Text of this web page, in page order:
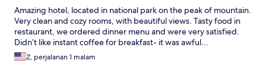
Amazing hotel, located in national park on the peak of mountain.
Very clean and cozy rooms, with beautiful views. Tasty food in
restaurant, we ordered dinner menu and were very satisfied.
Didn’t like instant coffee for breakfast- it was awful...
Z, perjalanan 1 malam